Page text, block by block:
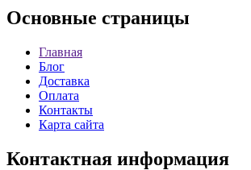
Основные страницы
Главная
Блог
Доставка
Оплата
Контакты
Карта сайта
Контактная информация